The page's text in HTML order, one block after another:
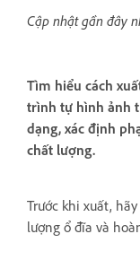
Cập nhật gần đây
Tìm hiểu cách
trình tự hình ảnh
dạng, xác định
chất lượng.
Trước khi xuất,
lượng ổ đĩa và